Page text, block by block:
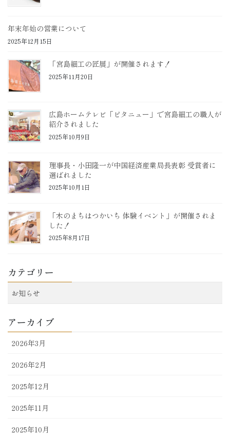
年末年始の営業について
2025年12月15日
「宮島細工の匠展」が開催されます！
2025年11月20日
広島ホームテレビ「ピタニュー」で宮島細工の職人が
紹介されました
2025年10月9日
理事長・小田隆一が中国経済産業局長表彰 受賞者に
選ばれました
2025年10月1日
「木のまちはつかいち 体験イベント」が開催されま
した！
2025年8月17日
カテゴリー
お知らせ
アーカイブ
2026年3月
2026年2月
2025年12月
2025年11月
2025年10月